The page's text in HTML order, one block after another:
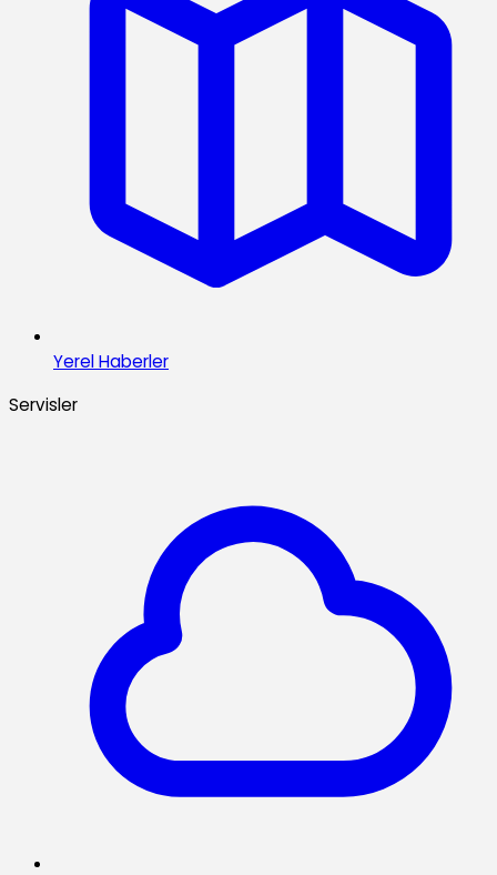
Yerel Haberler
Servisler